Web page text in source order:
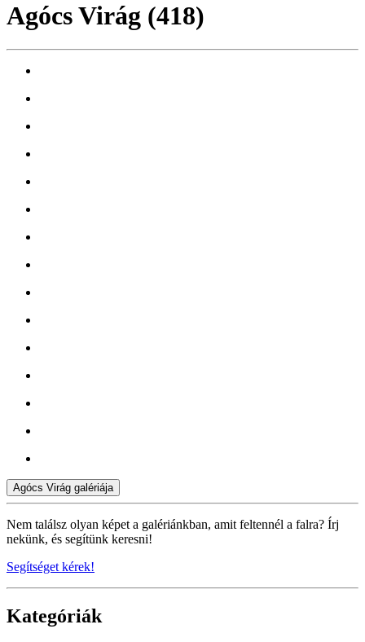
Agócs Virág (418)
Agócs Virág galériája
Nem találsz olyan képet a galériánkban, amit feltennél a falra? Írj
nekünk, és segítünk keresni!
Segítséget kérek!
Kategóriák